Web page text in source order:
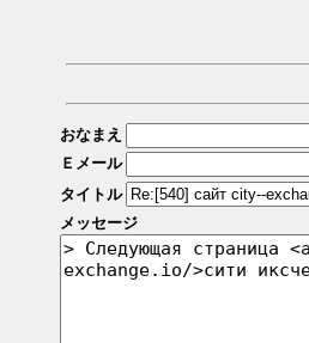
おなまえ
Ｅメール
タイトル
メッセージ